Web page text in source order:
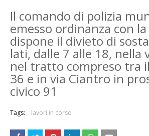
Il comando di polizia
emesso ordinanza con
dispone il divieto di
lati, dalle 7 alle 18, nella
nel tratto compreso tra
36 e in via Ciantro in
civico 91
Tags: lavori in corso